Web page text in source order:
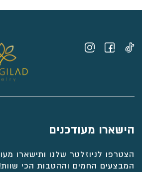
הישארו מעודכנים
הצטרפו לניוזלטר שלנו ותישארו
המבצעים החמים וההטבות הכי שוות!